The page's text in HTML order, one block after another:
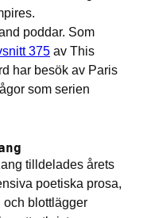
poddar. Som
375 av This
har besök av Paris
som serien
tilldelades årets
poetiska prosa,
och blottlägger